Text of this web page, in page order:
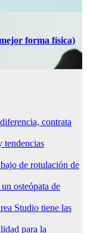
forma física)
tendencias